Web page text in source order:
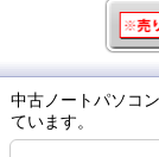
中古ノートパソコン
ています。